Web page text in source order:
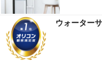
ウォーター